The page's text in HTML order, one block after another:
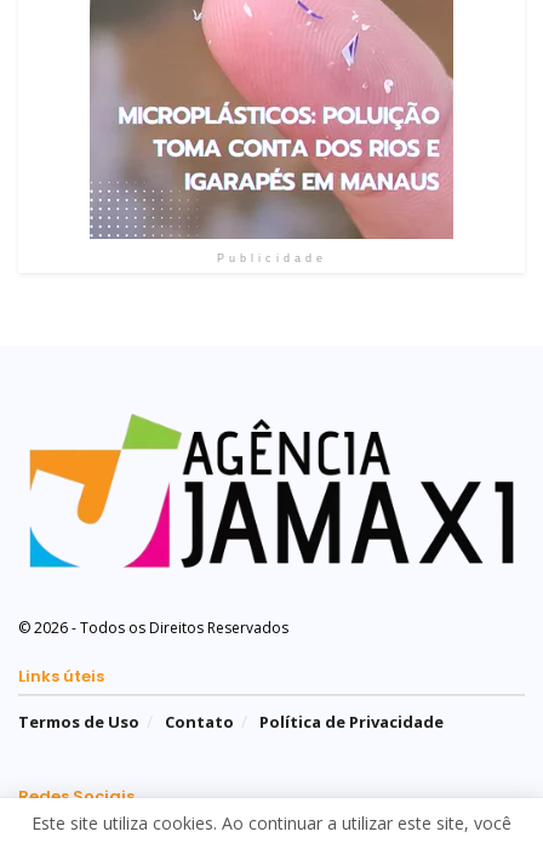
Publicidade
© 2026 - Todos os Direitos Reservados
Links úteis
Termos de Uso Contato Política de Privacidade
Redes Sociais
Este site utiliza cookies. Ao continuar a utilizar este site, você